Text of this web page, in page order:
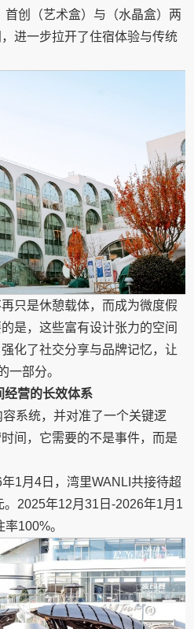
首创（艺术盒）与（水晶盒）两
进一步拉开了住宿体验与传统
只是休憩载体，而成为微度假
是，这些富有设计张力的空间
化了社交分享与品牌记忆，让
一部分。
经营的长效体系
系统，并对准了一个关键逻
间，它需要的不是事件，而是
1月4日，湾里WANLI共接待超
2025年12月31日-2026年1月1
100%。